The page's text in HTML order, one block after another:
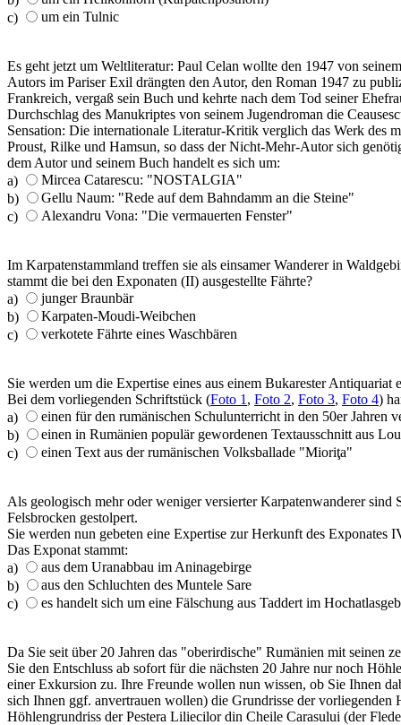
c)
um ein Tulnic
Es geht jetzt um Weltliteratur: Paul Celan wollte den 1947 von
Autors im Pariser Exil drängten den Autor, den Roman 1947 zu
Frankreich, vergaß sein Buch und kehrte nach dem Tod seiner
Durchschlag des Manukriptes von seinem Jugendroman die
Sensation: Die internationale Literatur-Kritik verglich das Werk des
Proust, Rilke und Hamsun, so dass der Nicht-Mehr-Autor sich
dem Autor und seinem Buch handelt es sich um:
a)
Mircea Catarescu: "NOSTALGIA"
b)
Gellu Naum: "Rede auf dem Bahndamm an die Steine"
c)
Alexandru Vona: "Die vermauerten Fenster"
Im Karpatenstammland treffen sie als einsamer Wanderer in
stammt die bei den Exponaten (II) ausgestellte Fährte?
a)
junger Braunbär
b)
Karpaten-Moudi-Weibchen
c)
verkotete Fährte eines Waschbären
Sie werden um die Expertise eines aus einem Bukarester Antiquariat
Bei dem vorliegenden Schriftstück (Foto 1 , Foto 2, Foto 3, Foto 4)
a)
einen für den rumänischen Schulunterricht in den 50er
b)
einen in Rumänien populär gewordenen Textausschnitt aus
c)
einen Text aus der rumänischen Volksballade "Mioriţa"
Als geologisch mehr oder weniger versierter Karpatenwanderer
Felsbrocken gestolpert.
Sie werden nun gebeten eine Expertise zur Herkunft des Exponates
Das Exponat stammt:
a)
aus dem Uranabbau im Aninagebirge
b)
aus den Schluchten des Muntele Sare
c)
es handelt sich um eine Fälschung aus Taddert im
Da Sie seit über 20 Jahren das "oberirdische" Rumänien mit seinen
Sie den Entschluss ab sofort für die nächsten 20 Jahre nur noch
einer Exkursion zu. Ihre Freunde wollen nun wissen, ob Sie Ihnen
sich Ihnen ggf. anvertrauen wollen) die Grundrisse der
Höhlengrundriss der Pestera Liliecilor din Cheile Carasului (der